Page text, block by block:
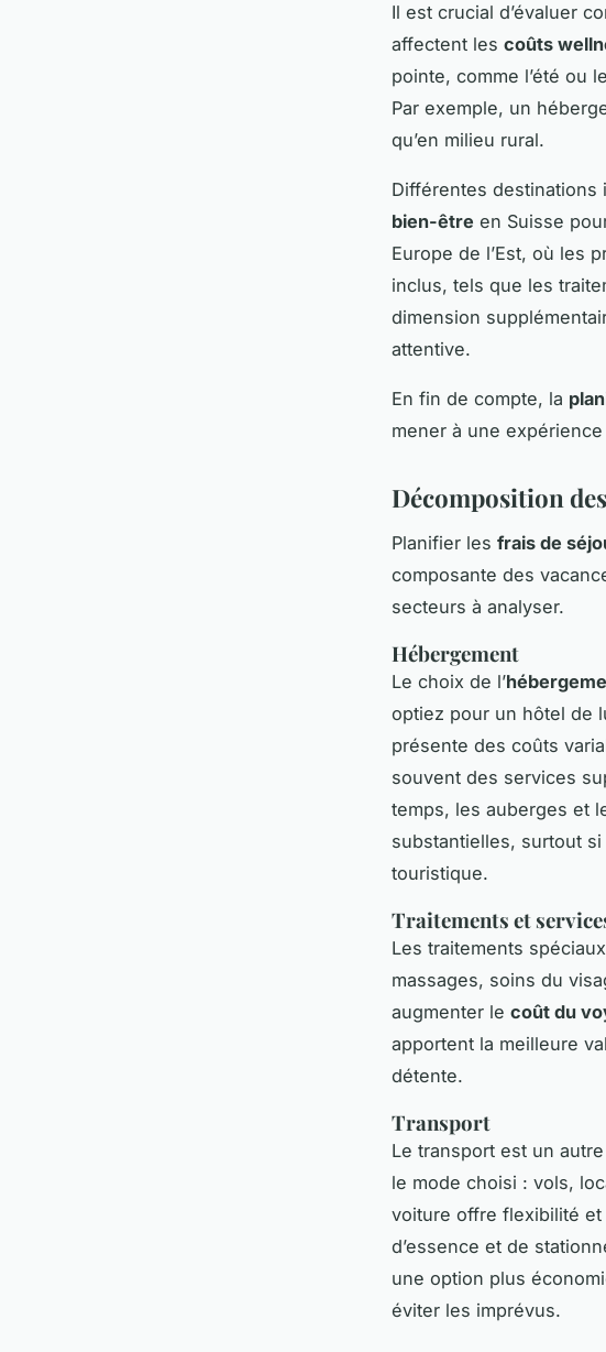
Il est crucial d’évaluer
affectent les coûts
pointe, comme l’été ou
Par exemple, un
qu’en milieu rural.
Différentes destinations
bien-être en Suisse
Europe de l’Est, où les
inclus, tels que les
dimension
attentive.
En fin de compte, la
mener à une
Décomposition
Planifier les frais de
composante des
secteurs à analyser.
Hébergement
Le choix de l’
optiez pour un hôtel de
présente des coûts
souvent des services
temps, les auberges et
substantielles, surtout
touristique.
Traitements et
Les traitements
massages, soins du
augmenter le coût du
apportent la meilleure
détente.
Transport
Le transport est un
le mode choisi : vols,
voiture offre flexibilité
d’essence et de
une option plus
éviter les imprévus.